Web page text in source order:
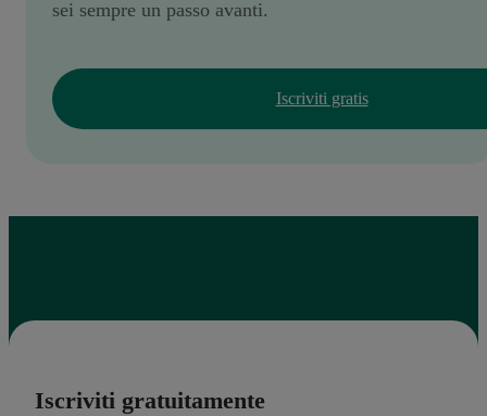
sei sempre un passo avanti.
Iscriviti gratis
Iscriviti gratuitamente